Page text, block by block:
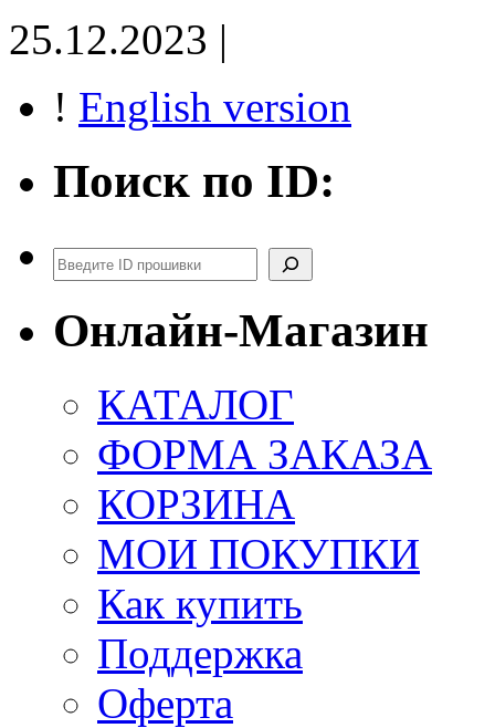
25.12.2023 |
! English version
Поиск по ID:
Поиск
Онлайн-Магазин
КАТАЛОГ
ФОРМА ЗАКАЗА
КОРЗИНА
МОИ ПОКУПКИ
Как купить
Поддержка
Оферта